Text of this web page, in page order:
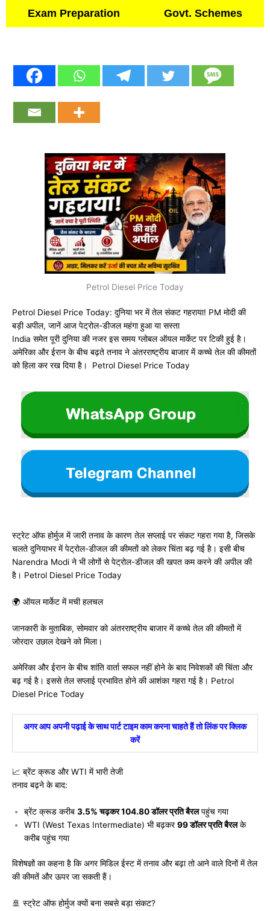
Exam Preparation Govt. Schemes
Petrol Diesel Price Today
Petrol Diesel Price Today: दुनिया भर में तेल संकट गहराया! PM मोदी की
बड़ी अपील, जानें आज पेट्रोल-डीजल महंगा हुआ या सस्ता
India समेत पूरी दुनिया की नजर इस समय ग्लोबल ऑयल मार्केट पर टिकी हुई है।
अमेरिका और ईरान के बीच बढ़ते तनाव ने अंतरराष्ट्रीय बाजार में कच्चे तेल की कीमतों
को हिला कर रख दिया है। Petrol Diesel Price Today
स्ट्रेट ऑफ होर्मुज में जारी तनाव के कारण तेल सप्लाई पर संकट गहरा गया है, जिसके
चलते दुनियाभर में पेट्रोल-डीजल की कीमतों को लेकर चिंता बढ़ गई है। इसी बीच
Narendra Modi ने भी लोगों से पेट्रोल-डीजल की खपत कम करने की अपील की
है। Petrol Diesel Price Today
🌍 ऑयल मार्केट में मची हलचल
जानकारी के मुताबिक, सोमवार को अंतरराष्ट्रीय बाजार में कच्चे तेल की कीमतों में
जोरदार उछाल देखने को मिला।
अमेरिका और ईरान के बीच शांति वार्ता सफल नहीं होने के बाद निवेशकों की चिंता और
बढ़ गई है। इससे तेल सप्लाई प्रभावित होने की आशंका गहरा गई है। Petrol
Diesel Price Today
अगर आप अपनी पढ़ाई के साथ पार्ट टाइम काम करना चाहते हैं तो लिंक पर क्लिक
करें
📈 ब्रेंट क्रूड और WTI में भारी तेजी
तनाव बढ़ने के बाद:
ब्रेंट क्रूड करीब 3.5% चढ़कर 104.80 डॉलर प्रति बैरलपहुंच गया
WTI (West Texas Intermediate) भी बढ़कर99 डॉलर प्रति बैरलके
करीब पहुंच गया
विशेषज्ञों का कहना है कि अगर मिडिल ईस्ट में तनाव और बढ़ा तो आने वाले दिनों में तेल
की कीमतें और ऊपर जा सकती हैं।
🚢 स्ट्रेट ऑफ होर्मुज क्यों बना सबसे बड़ा संकट?